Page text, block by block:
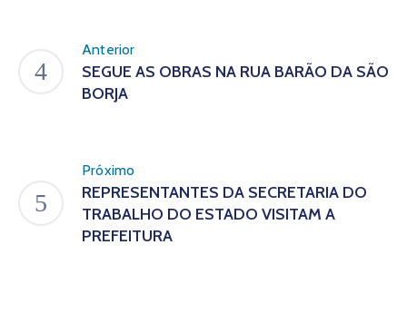
Anterior
SEGUE AS OBRAS NA RUA BARÃO DA SÃO
BORJA
Próximo
REPRESENTANTES DA SECRETARIA DO
TRABALHO DO ESTADO VISITAM A
PREFEITURA